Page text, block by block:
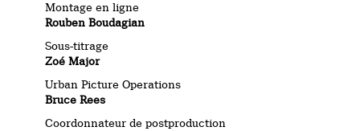
Montage en ligne
Rouben Boudagian
Sous-titrage
Zoé Major
Urban Picture Operations
Bruce Rees
Coordonnateur de postproduction